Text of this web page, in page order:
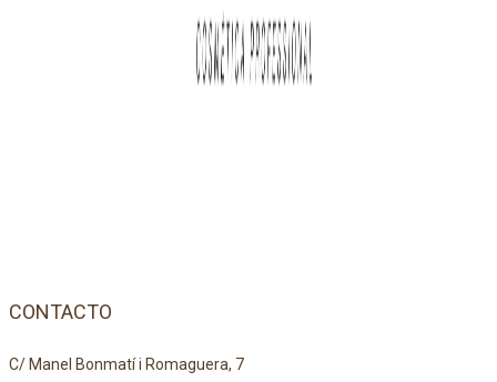
CONTACTO
C/ Manel Bonmatí i Romaguera, 7